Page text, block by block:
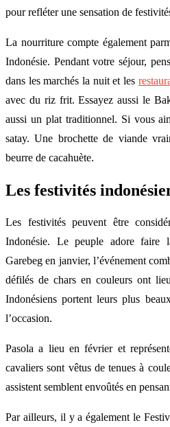
pour refléter une sensation de
La nourriture compte également
Indonésie. Pendant votre séjour,
dans les marchés la nuit et les
avec du riz frit. Essayez aussi le
aussi un plat traditionnel. Si vous
satay. Une brochette de viande
beurre de cacahuète.
Les festivités
Les festivités peuvent être
Indonésie. Le peuple adore faire
Garebeg en janvier, l’événement
défilés de chars en couleurs ont
Indonésiens portent leurs plus
l’occasion.
Pasola a lieu en février et
cavaliers sont vêtus de tenues à
assistent semblent envoûtés en
Par ailleurs, il y a également le